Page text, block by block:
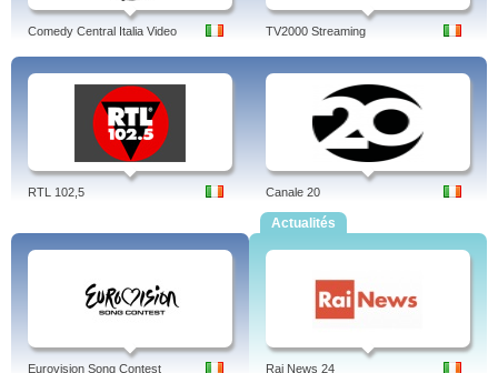
Comedy Central Italia Video TV2000 Streaming
RTL 102,5 Canale 20
Eurovision Song Contest
Actualités
Rai News 24